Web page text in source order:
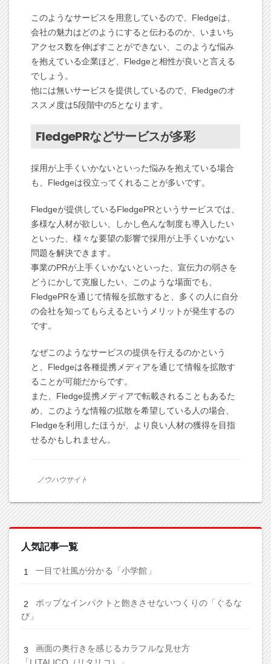
このようなサービスを用意しているので、Fledgeは、
会社の魅力はどのようにすると伝わるのか、いまいち
アクセス数を伸ばすことができない、このような悩み
を抱えている企業ほど、Fledgeと相性が良いと言える
でしょう。
他には無いサービスを提供しているので、Fledgeのオ
ススメ度は5段階中の5となります。
FledgePRなどサービスが多彩
採用が上手くいかないといった悩みを抱えている場合
も、Fledgeは役立ってくれることが多いです。
Fledgeが提供しているFledgePRというサービスでは、
多様な人材が欲しい、しかし色んな制度も導入したい
といった、様々な要望の影響で採用が上手くいかない
問題を解決できます。
事業のPRが上手くいかないといった、宣伝力の弱さを
どうにかして克服したい、このような場面でも、
FledgePRを通じて情報を拡散すると、多くの人に自分
の会社を知ってもらえるというメリットが発生するの
です。
なぜこのようなサービスの提供を行えるのかという
と、Fledgeは各種提携メディアを通じて情報を拡散す
ることが可能だからです。
また、Fledge提携メディアで転載されることもあるた
め、このような情報の拡散を希望している人の場合、
Fledgeを利用したほうが、より良い人材の獲得を目指
せるかもしれません。
ノウハウサイト
人気記事一覧
一目で社風が分かる「小学館」
ポップなインパクトと飽きさせないつくりの「ぐるな
び」
画面の奥行きを感じるカラフルな見せ方
「LITALICO（リタリコ）」